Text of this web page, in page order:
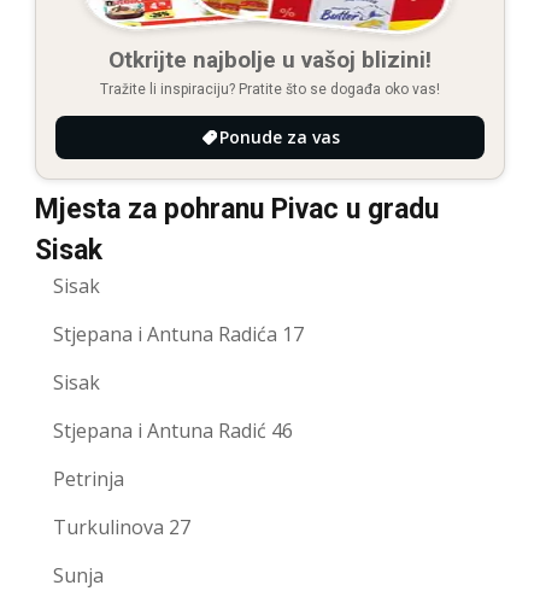
Otkrijte najbolje u vašoj blizini!
Tražite li inspiraciju? Pratite što se događa oko vas!
Ponude za vas
Mjesta za pohranu Pivac u gradu
Sisak
Sisak
Stjepana i Antuna Radića 17
Sisak
Stjepana i Antuna Radić 46
Petrinja
Turkulinova 27
Sunja